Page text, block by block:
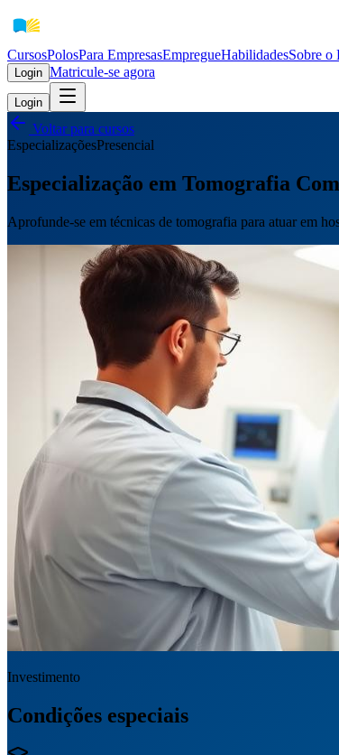
CursosPolosPara EmpresasEmpregueHabilidadesSobre o
Login Matricule-se agora
Login
Voltar para cursos
EspecializaçõesPresencial
Especialização em Tomografia
Aprofunde-se em técnicas de tomografia para atuar em
Investimento
Condições especiais